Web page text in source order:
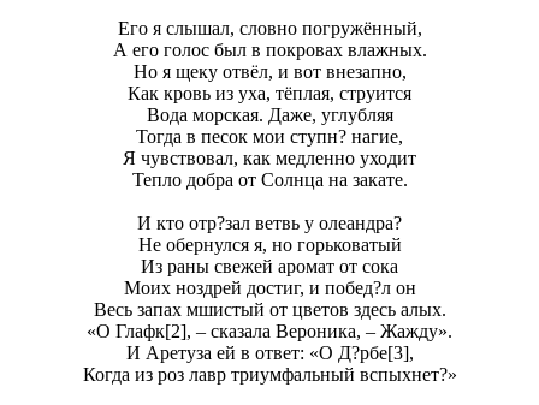
Его я слышал, словно погружённый,
А его голос был в покровах влажных.
Но я щекy отвёл, и вот внезапно,
Как кровь из yха, тёплая, струится
Вода морская. Даже, углубляя
Тогда в песок мои ступн? нагие,
Я чувствовал, как медленно уходит
Тепло добрa от Солнца на закате.
И кто отр?зал ветвь у олеандра?
Не обернулся я, но горьковатый
Из раны свежей аромат от сока
Моих ноздрей достиг, и побед?л он
Весь запах мшистый от цветов здесь алых.
«О Глафк[2], – сказала Вероника, – Жажду».
И Аретуза ей в ответ: «О Д?рбе[3],
Когда из роз лавр триумфальный вспыхнет?»